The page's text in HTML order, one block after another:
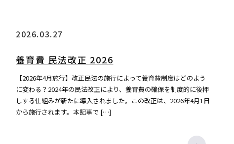
2026.03.27
養育費 民法改正 2026
【2026年4月施行】改正民法の施行によって養育費制度はどのよう
に変わる？2024年の民法改正により、養育費の確保を制度的に後押
しする仕組みが新たに導入されました。この改正は、2026年4月1日
から施行されます。本記事で […]